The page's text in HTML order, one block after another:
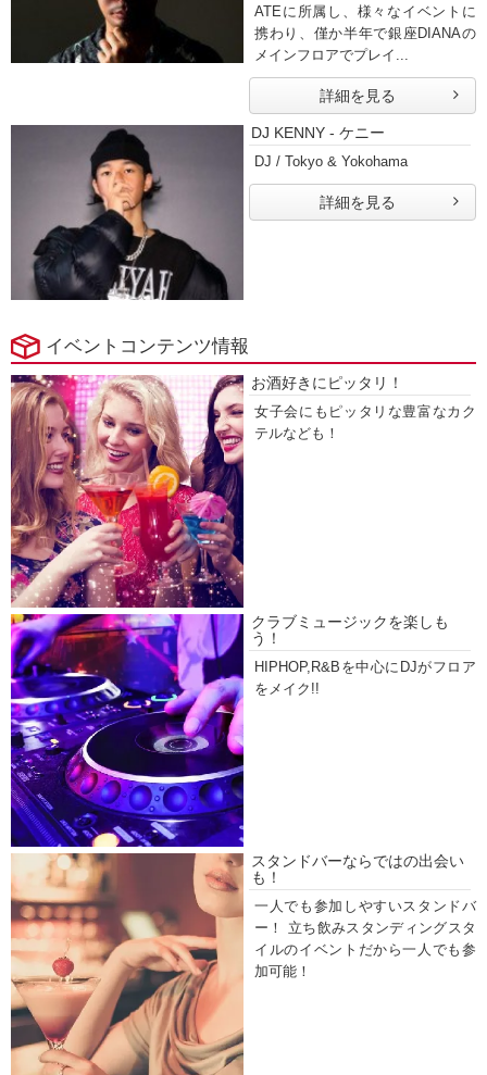
ATEに所属し、様々なイベントに
携わり、僅か半年で銀座DIANAの
メインフロアでプレイ...
詳細を見る
DJ KENNY - ケニー
DJ / Tokyo & Yokohama
詳細を見る
イベントコンテンツ情報
お酒好きにピッタリ！
女子会にもピッタリな豊富なカク
テルなども！
クラブミュージックを楽しも
う！
HIPHOP,R&Bを中心にDJがフロア
をメイク!!
スタンドバーならではの出会い
も！
一人でも参加しやすいスタンドバ
ー！ 立ち飲みスタンディングスタ
イルのイベントだから一人でも参
加可能！